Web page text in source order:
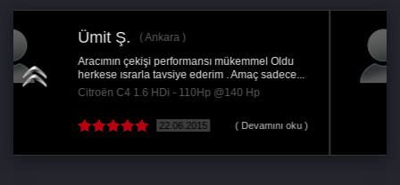
Şuanda stege 1 i yaptırdım aracım dizel
olmasına rağmen Çekiş gücü istediğim...
Renault Clio 1.5 DCi - 90Hp @115 Hp
22.06.2019